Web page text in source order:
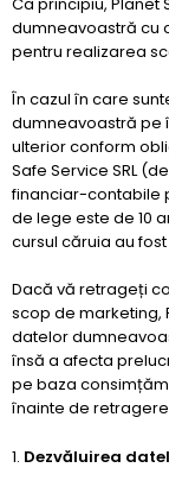
dumneavoastră cu
pentru realizarea
În cazul în care
dumneavoastră pe
ulterior conform
Safe Service SRL
financiar-contabile
de lege este de 10
cursul căruia au
Dacă vă retrageți
scop de marketing,
datelor
însă a afecta
pe baza
înainte de
Dezvăluirea